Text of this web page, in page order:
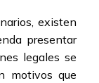
existen
presentar
legales se
motivos que